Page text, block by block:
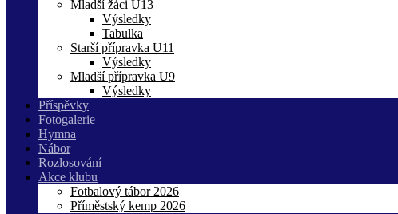
Mladší žáci U13
Výsledky
Tabulka
Starší přípravka U11
Výsledky
Mladší přípravka U9
Výsledky
Příspěvky
Fotogalerie
Hymna
Nábor
Rozlosování
Akce klubu
Fotbalový tábor 2026
Příměstský kemp 2026